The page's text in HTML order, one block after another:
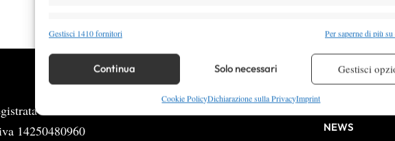
Funzionalità
Identificare i dispositivi in base alle informazioni trasmesse automaticamente.
Garantire la sicurezza, prevenire e rilevare frodi, correggere errori,
Erogare e presentare pubblicità e contenuto, Salvare e comunicare le
scelte sulla privacy.
Gestisci 1410 fornitori Per saperne di più
Continua Solo necessari Gestisci
Cookie PolicyDichiarazione sulla PrivacyImprint
Aut-Trib Milano n° 10268 del 15/09/2025
14250480960
HOME
NEWS